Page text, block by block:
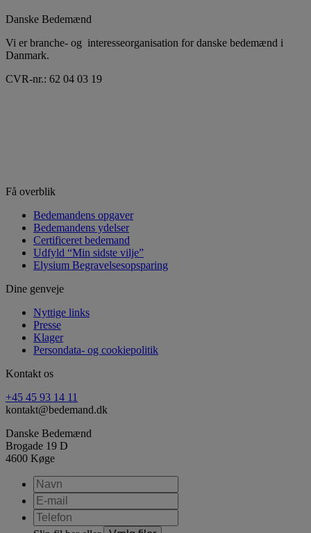
Danske Bedemænd
Vi er branche- og interesseorganisation for danske bedemænd i
Danmark.
CVR-nr.: 62 04 03 19
Få overblik
Bedemandens opgaver
Bedemandens ydelser
Certificeret bedemand
Udfyld “Min sidste vilje”
Elysium Begravelsesopsparing
Dine genveje
Nyttige links
Presse
Klager
Persondata- og cookiepolitik
Kontakt os
+45 45 93 14 11
kontakt@bedemand.dk
Danske Bedemænd
Brogade 19 D
4600 Køge